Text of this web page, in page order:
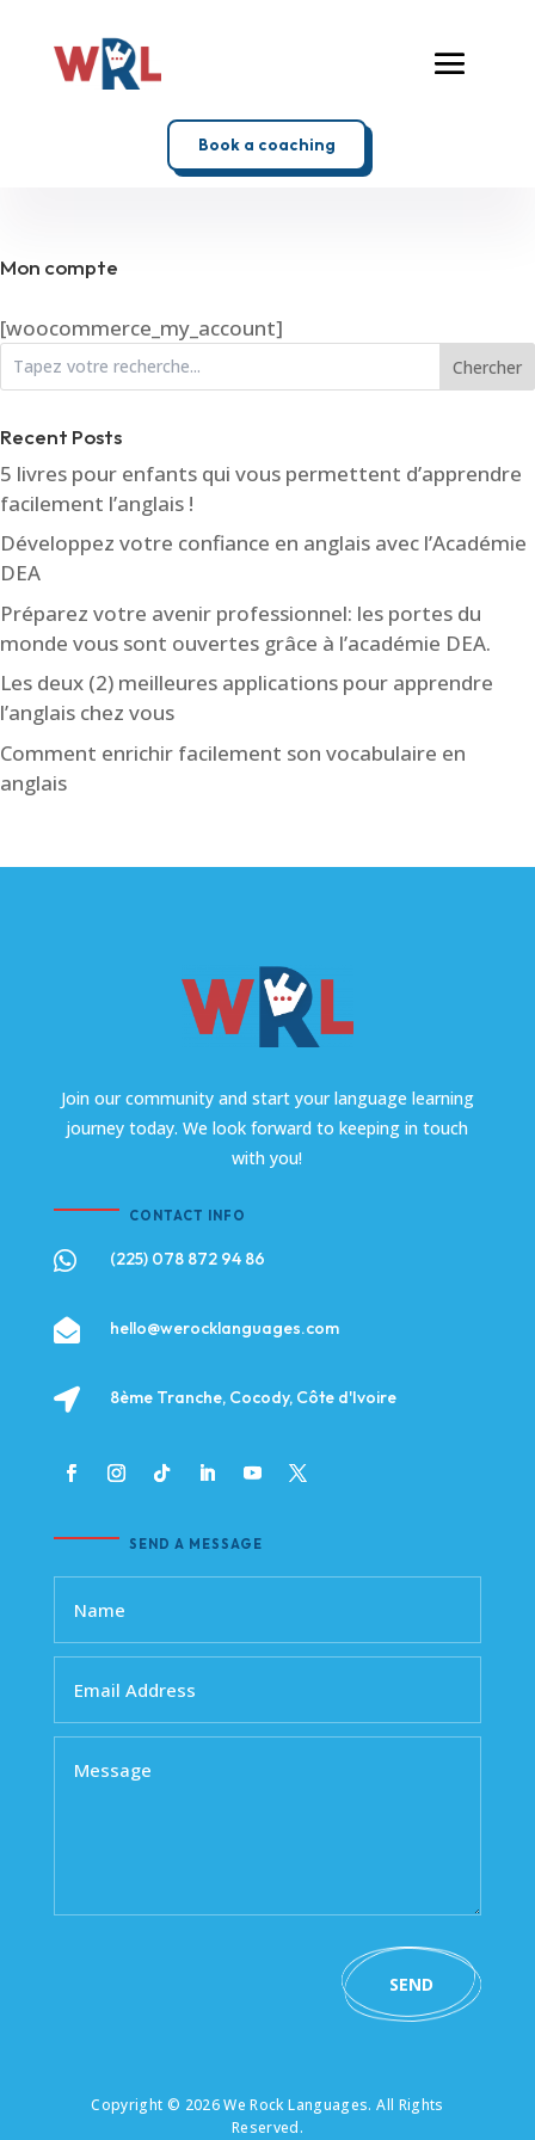
Book a coaching
Mon compte
[woocommerce_my_account]
Chercher
Recent Posts
5 livres pour enfants qui vous permettent d’apprendre
facilement l’anglais !
Développez votre confiance en anglais avec l’Académie
DEA
Préparez votre avenir professionnel: les portes du
monde vous sont ouvertes grâce à l’académie DEA.
Les deux (2) meilleures applications pour apprendre
l’anglais chez vous
Comment enrichir facilement son vocabulaire en
anglais
Join our community and start your language learning
journey today. We look forward to keeping in touch
with you!
CONTACT INFO
 (225) 078 872 94 86
 hello@werocklanguages.com
 8ème Tranche, Cocody, Côte d'Ivoire
SEND A MESSAGE
SEND
Copyright © 2026 We Rock Languages. All Rights
Reserved.